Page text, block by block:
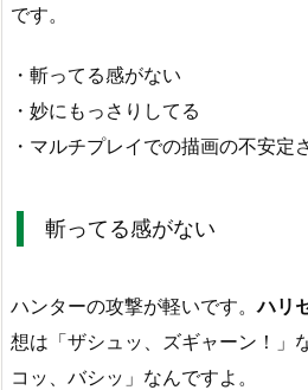
です。
・斬ってる感がない
・妙にもっさりしてる
・マルチプレイでの描画の不安定
斬ってる感がない
ハンターの攻撃が軽いです。ハリ
想は「ザシュッ、ズギャーン！」
コッ、バシッ」なんですよ。